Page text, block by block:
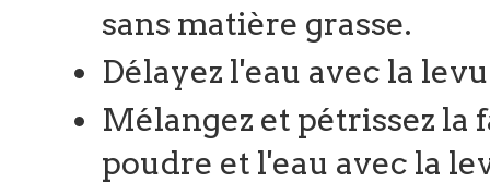
sans matière grasse.
Délayez l'eau avec la
Mélangez et pétrissez la
poudre et l'eau avec la